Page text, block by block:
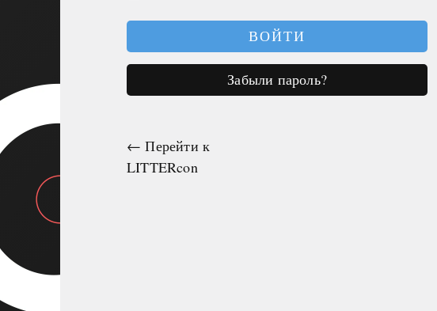
Войти
Забыли пароль?
← Перейти к
LITTERcon